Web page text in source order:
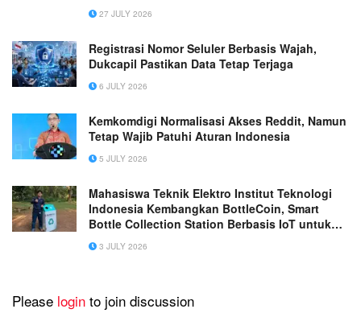
27 JULY 2026
Registrasi Nomor Seluler Berbasis Wajah,
Dukcapil Pastikan Data Tetap Terjaga
6 JULY 2026
Kemkomdigi Normalisasi Akses Reddit, Namun
Tetap Wajib Patuhi Aturan Indonesia
5 JULY 2026
Mahasiswa Teknik Elektro Institut Teknologi
Indonesia Kembangkan BottleCoin, Smart
Bottle Collection Station Berbasis IoT untuk
Mendukung Daur Ulang Plastik
3 JULY 2026
Please login to join discussion